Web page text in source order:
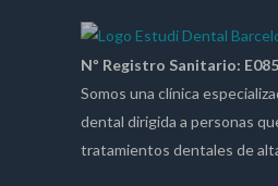
Nº Registro Sanitario:
Somos una clínica
dental dirigida a personas
tratamientos dentales de